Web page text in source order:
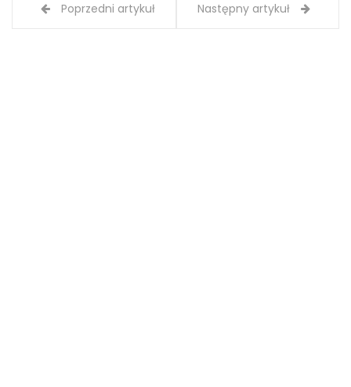
Poprzedni artykuł Następny artykuł